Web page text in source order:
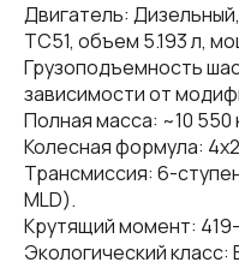
Двигатель:
TC51, объем 5.193 л,
Грузоподъемность
зависимости от
Полная масса: ~10 550
Колесная формула:
Трансмиссия: 6-
MLD).
Крутящий момент:
Экологический класс: